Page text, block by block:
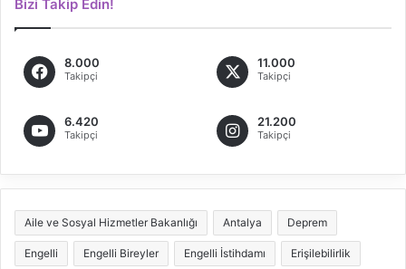
Bizi Takip Edin!
8.000
Takipçi
11.000
Takipçi
6.420
Takipçi
21.200
Takipçi
Aile ve Sosyal Hizmetler Bakanlığı Antalya Deprem
Engelli Engelli Bireyler Engelli İstihdamı Erişilebilirlik